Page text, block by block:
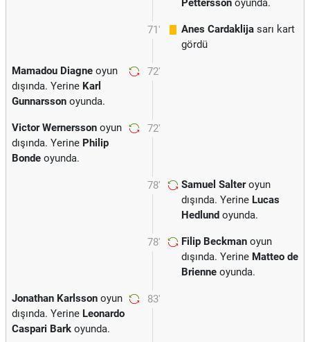
Pettersson oyunda.
71' Anes Cardaklija sarı kart
gördü
72'
Mamadou Diagne oyun
dışında. Yerine Karl
Gunnarsson oyunda.
72'
Victor Wernersson oyun
dışında. Yerine Philip
Bonde oyunda.
78' Samuel Salteroyun
dışında. Yerine Lucas
Hedlund oyunda.
78' Filip Beckman oyun
dışında. Yerine Matteo de
Brienne oyunda.
83'
Jonathan Karlsson oyun
dışında. Yerine Leonardo
Caspari Bark oyunda.